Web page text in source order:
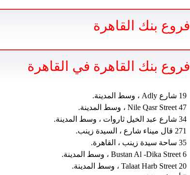
فروع بنك القاهرة
فروع بنك القاهرة في القاهرة
19 شارع Adly ، وسط المدينة.
47 Nile Qasr Street ، وسط المدينة.
34 شارع عبد الخيل ثاروات ، وسط المدينة.
271 قال ميناء شارع ، السيدة زينب.
35 ساحة سيدة زينب ، القاهرة.
6 Bustan Al -Dika Street ، وسط المدينة.
20 Talaat Harb Street ، وسط المدينة.